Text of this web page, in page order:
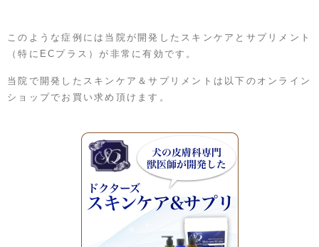
このような症例には当院が開発したスキンケアとサプリメント
（特にECプラス）が非常に有効です。
当院で開発したスキンケア＆サプリメントは以下のオンライン
ショップでお買い求め頂けます。